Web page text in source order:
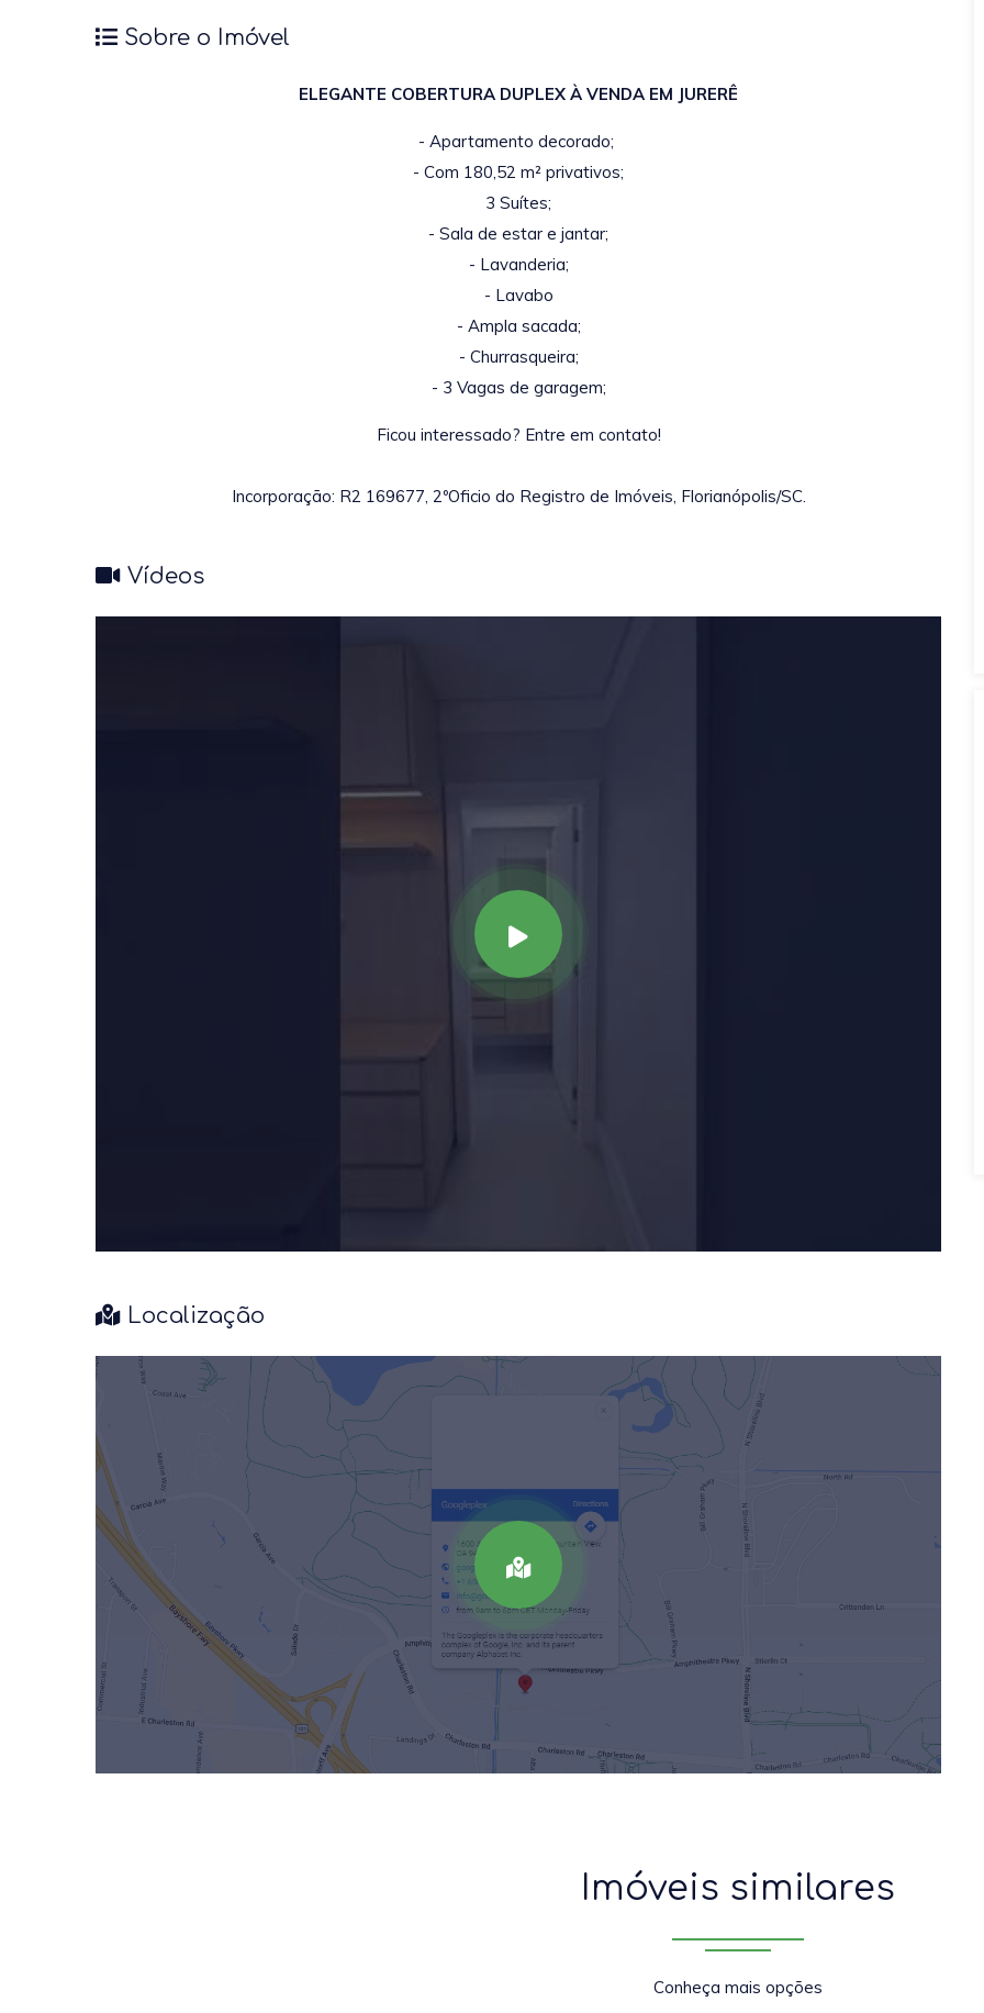
Sobre o Imóvel
ELEGANTE COBERTURA DUPLEX À VENDA EM JURERÊ
- Apartamento decorado;
- Com 180,52 m² privativos;
3 Suítes;
- Sala de estar e jantar;
- Lavanderia;
- Lavabo
- Ampla sacada;
- Churrasqueira;
- 3 Vagas de garagem;
Ficou interessado? Entre em contato!
Incorporação: R2 169677, 2ºOficio do Registro de Imóveis, Florianópolis/SC.
Vídeos
Localização
Imóveis similares
Conheça mais opções